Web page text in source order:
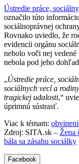
Ústredie práce,
označilo túto
sociálnoprávnej
Rovnako uviedlo, že
evidencii orgánu
nebolo voči nej vedené
nebola pod jeho
„Ústredie práce,
sociálnych vecí a
tragickej udalosti,“
úprimnú sústrasť.
Viac k témam:
Zdroj: SITA.sk – Žena
bála sa zásahu sociálky
Facebook